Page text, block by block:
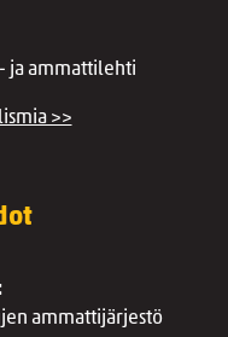
ja ammattilehti
>>
ammattijärjestö